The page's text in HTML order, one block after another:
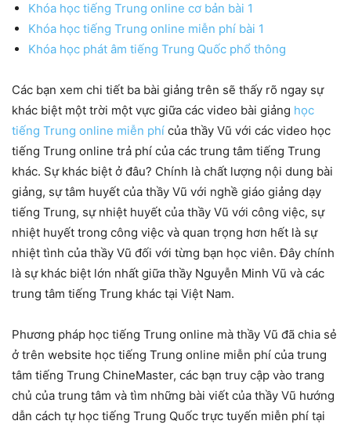
Khóa học tiếng Trung online cơ bản bài 1
Khóa học tiếng Trung online miễn phí bài 1
Khóa học phát âm tiếng Trung Quốc phổ thông
Các bạn xem chi tiết ba bài giảng trên sẽ thấy rõ ngay sự
khác biệt một trời một vực giữa các video bài giảng học
tiếng Trung online miễn phí của thầy Vũ với các video học
tiếng Trung online trả phí của các trung tâm tiếng Trung
khác. Sự khác biệt ở đâu? Chính là chất lượng nội dung bài
giảng, sự tâm huyết của thầy Vũ với nghề giáo giảng dạy
tiếng Trung, sự nhiệt huyết của thầy Vũ với công việc, sự
nhiệt huyết trong công việc và quan trọng hơn hết là sự
nhiệt tình của thầy Vũ đối với từng bạn học viên. Đây chính
là sự khác biệt lớn nhất giữa thầy Nguyễn Minh Vũ và các
trung tâm tiếng Trung khác tại Việt Nam.
Phương pháp học tiếng Trung online mà thầy Vũ đã chia sẻ
ở trên website học tiếng Trung online miễn phí của trung
tâm tiếng Trung ChineMaster, các bạn truy cập vào trang
chủ của trung tâm và tìm những bài viết của thầy Vũ hướng
dẫn cách tự học tiếng Trung Quốc trực tuyến miễn phí tại